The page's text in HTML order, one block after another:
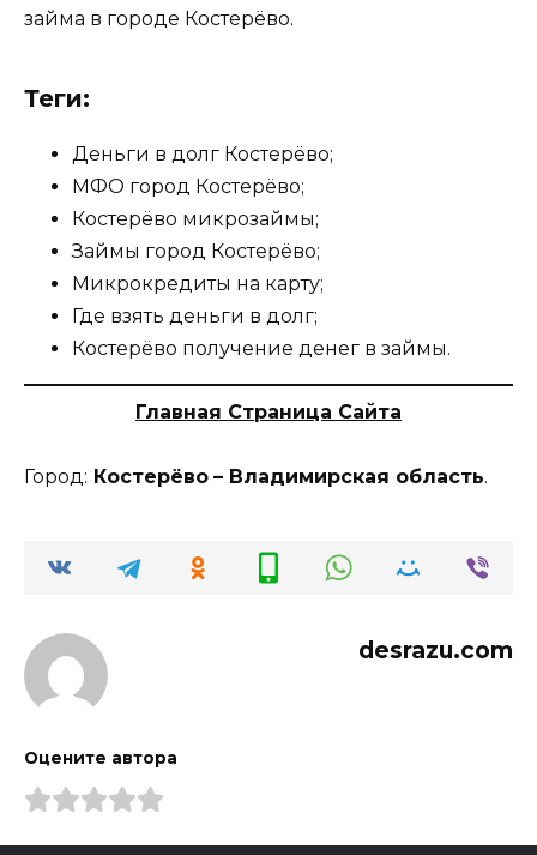
займа в городе Костерёво.
Теги:
Деньги в долг Костерёво;
МФО город Костерёво;
Костерёво микрозаймы;
Займы город Костерёво;
Микрокредиты на карту;
Где взять деньги в долг;
Костерёво получение денег в займы.
Главная Страница Сайта
Город: Костерёво – Владимирская область.
desrazu.com
Оцените автора